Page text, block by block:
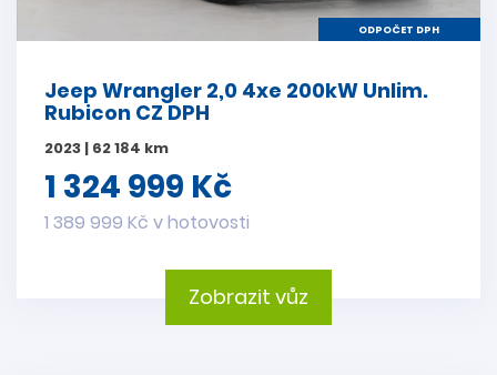
ODPOČET DPH
Jeep Wrangler 2,0 4xe 200kW Unlim.
Rubicon CZ DPH
2023 | 62 184 km
1 324 999 Kč
1 389 999 Kč v hotovosti
Zobrazit vůz